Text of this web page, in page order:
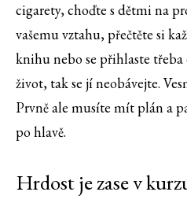
cigarety, choďte s dětmi na
vašemu vztahu, přečtěte si
knihu nebo se přihlaste
život, tak se jí neobávejte.
Prvně ale musíte mít plán a
po hlavě.
Hrdost je zase v